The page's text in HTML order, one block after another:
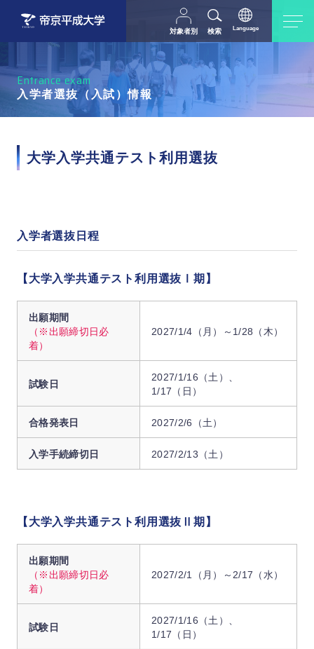
対象者別
受験生の方 在学生・教職員の方
父母等の方 卒業生の方
検索 Language
English 中文（简体字）
Entrance exam
入学者選抜（入試）情報
大学入学共通テスト利用選抜
入学者選抜日程
【大学入学共通テスト利用選抜Ⅰ期】
出願期間
（※出願締切日必
着）
2027/1/4（月）～1/28（木）
試験日
2027/1/16（土）、
1/17（日）
合格発表日 2027/2/6（土）
入学手続締切日 2027/2/13（土）
【大学入学共通テスト利用選抜Ⅱ期】
出願期間
（※出願締切日必
着）
2027/2/1（月）～2/17（水）
試験日
2027/1/16（土）、
1/17（日）